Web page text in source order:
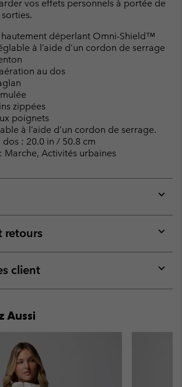
vos effets personnels à portée de
déperlant Omni-Shield™
à l’aide d’un cordon de serrage
au dos
zippées
poignets
à l’aide d’un cordon de serrage.
dos : 20.0 in / 50.8 cm
Marche, Activités urbaines
or
retours
or
client
or
Aussi